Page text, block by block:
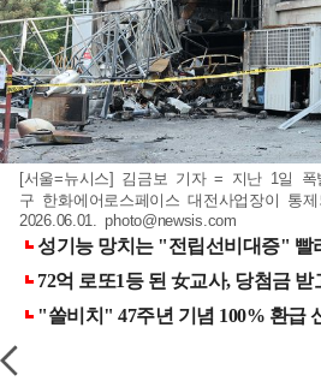
[서울=뉴시스] 김금보 기자 = 지난 1일
구 한화에어로스페이스 대전사업장이 통
2026.06.01.photo@newsis.com